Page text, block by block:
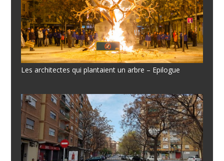
Les architectes qui plantaient un arbre – Epilogue